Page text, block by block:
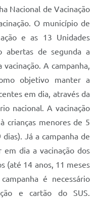
Nacional de Vacinação
O município de
e as 13 Unidades
abertas de segunda a
A campanha,
objetivo manter a
em dia, através da
nacional. A vacinação
crianças menores de 5
Já a campanha de
em dia a vacinação dos
(até 14 anos, 11 meses
é necessário
e cartão do SUS.